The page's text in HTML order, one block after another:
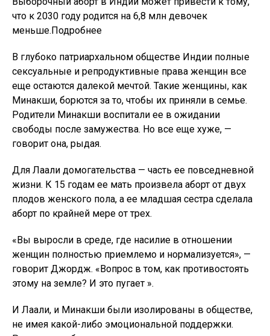
женщин полностью приемлемо и нормализуется», —
говорит Джордж. «Вопрос в том, как противостоять
этому на земле? И это пугает ».
И Лаали, и Минакши были изолированы в обществе,
не имея какой-либо эмоциональной поддержки.
Разговоры об их опыте, скрытом в их комнатах,
заставляют их плакать, а их дочери, все в
подростковом возрасте, утешают их объятиями.
Лаали и Минакши отчаянно обеспокоены тем, что не
смогут защитить своих дочерей от подобных травм,
но пока девочки в основном не обращают на это
внимания.
Старшая дочь Минакши прыгает от радости, когда
она видит самолет, пролетающий над их головами.
«Она хочет быть пилотом», — говорит Минакши,
вытирая слезы. «Когда я плачу, она говорит мне:«
Мама, станет лучше, и однажды мы полетим вместе
на самолете, который я буду пилотировать »».
В Великобритании позвоните на национальную
горячую линию по вопросам домашнего насилия по
телефону 0808 2000 247 или посетите сайт Women's